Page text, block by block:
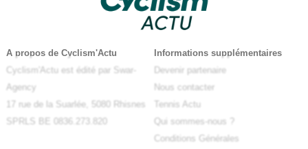
A propos de Cyclism'Actu
Cyclism'Actu est édité par Swar-
Agency
17 rue de la Suarlée, 5080 Rhisnes
SPRLS BE 0836.273.820
Informations supplémentaires
Devenir partenaire
Nous contacter
Tennis Actu
Qui sommes-nous ?
Conditions Générales